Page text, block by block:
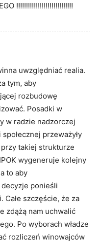
!!!!!!!!!!!!!!!!!!!!!!!!!!!!!
uwzględniać realia.
tym, aby
rozbudowę
Posadki w
w radzie nadzorczej
przeważyły
takiej strukturze
wygeneruje kolejny
to aby
ponieśli
szczęście, że za
zdążą nam uchwalić
Po wyborach władze
rozliczeń winowajców